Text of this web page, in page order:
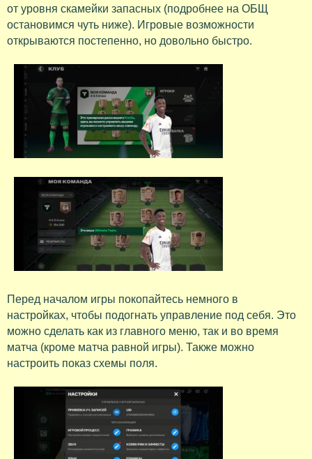
от уровня скамейки запасных (подробнее на ОБЩ
остановимся чуть ниже). Игровые возможности
открываются постепенно, но довольно быстро.
Перед началом игры покопайтесь немного в
настройках, чтобы подогнать управление под себя. Это
можно сделать как из главного меню, так и во время
матча (кроме матча равной игры). Также можно
настроить показ схемы поля.